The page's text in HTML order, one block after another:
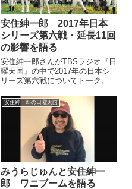
安住紳一郎 2017年日本
シリーズ第六戦・延長11回
の影響を語る
安住紳一郎さんがTBSラジオ『日
曜天国』の中で2017年の日本シ
リーズ第六戦についてトーク。延
ンクホークスが優勝した試合によ
って安住さんが受けた影響などに
ついて話していました。We did
安住紳一郎の日曜天国
みうらじゅんと安住紳一
郎 ワニブームを語る